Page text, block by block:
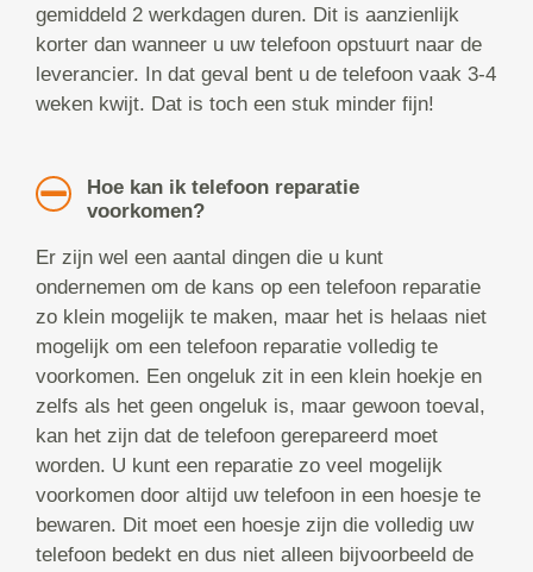
gemiddeld 2 werkdagen duren. Dit is aanzienlijk
korter dan wanneer u uw telefoon opstuurt naar de
leverancier. In dat geval bent u de telefoon vaak 3-4
weken kwijt. Dat is toch een stuk minder fijn!
Hoe kan ik telefoon reparatie
voorkomen?
Er zijn wel een aantal dingen die u kunt
ondernemen om de kans op een telefoon reparatie
zo klein mogelijk te maken, maar het is helaas niet
mogelijk om een telefoon reparatie volledig te
voorkomen. Een ongeluk zit in een klein hoekje en
zelfs als het geen ongeluk is, maar gewoon toeval,
kan het zijn dat de telefoon gerepareerd moet
worden. U kunt een reparatie zo veel mogelijk
voorkomen door altijd uw telefoon in een hoesje te
bewaren. Dit moet een hoesje zijn die volledig uw
telefoon bedekt en dus niet alleen bijvoorbeeld de